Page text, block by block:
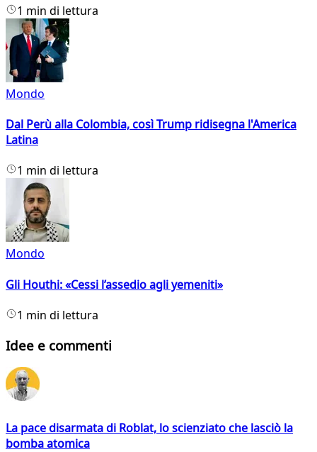
1 min di lettura
Mondo
Dal Perù alla Colombia, così Trump ridisegna l'America
Latina
1 min di lettura
Mondo
Gli Houthi: «Cessi l’assedio agli yemeniti»
1 min di lettura
Idee e commenti
La pace disarmata di Roblat, lo scienziato che lasciò la
bomba atomica